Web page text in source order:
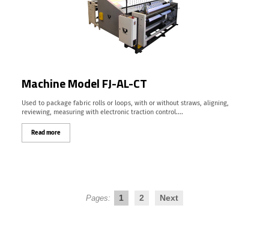
Machine Model FJ-AL-CT
Used to package fabric rolls or loops, with or without straws, aligning,
reviewing, measuring with electronic traction control....
Read more
Pages: 1 2 Next